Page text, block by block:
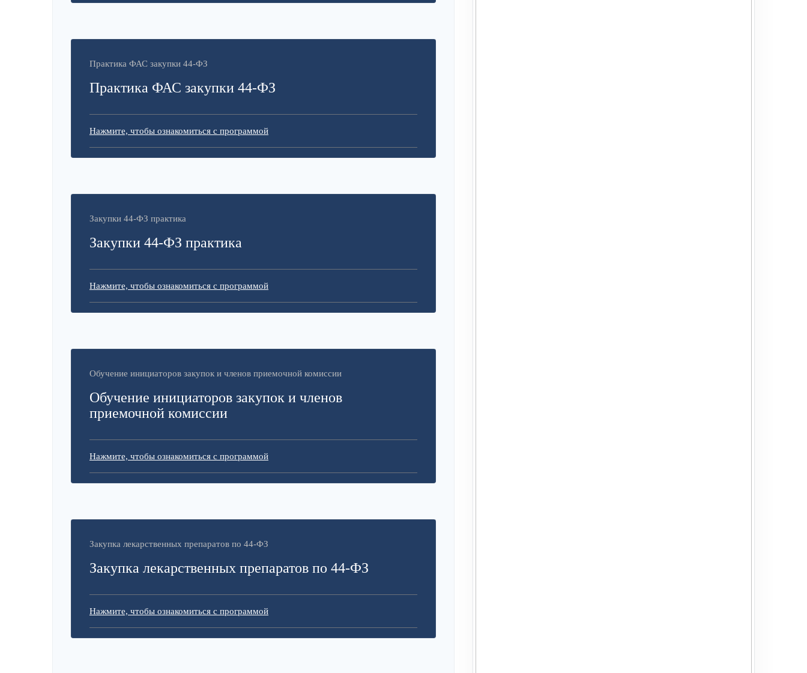
Практика ФАС закупки 44-ФЗ
Практика ФАС закупки 44-ФЗ
Нажмите, чтобы ознакомиться с программой
Закупки 44-ФЗ практика
Закупки 44-ФЗ практика
Нажмите, чтобы ознакомиться с программой
Обучение инициаторов закупок и членов приемочной комиссии
Обучение инициаторов закупок и членов
приемочной комиссии
Нажмите, чтобы ознакомиться с программой
Закупка лекарственных препаратов по 44-ФЗ
Закупка лекарственных препаратов по 44-ФЗ
Нажмите, чтобы ознакомиться с программой